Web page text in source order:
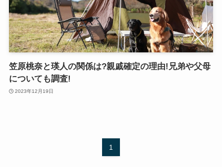
笠原桃奈と瑛人の関係は?親戚確定の理由!兄弟や父母
についても調査!
2023年12月19日
1